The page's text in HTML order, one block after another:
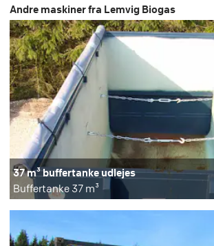
Andre maskiner fra Lemvig Biogas
37 m³ buffertanke udlejes
Buffertanke 37 m³